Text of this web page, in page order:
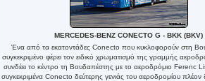
MERCEDES-BENZ CONECTO G - BKK (BKV)
Ένα από τα εκατοντάδες Conecto που κυκλοφορούν στη
συγκεκριμένο φέρει τον ειδικό χρωματισμό της γραμμής
συνδέει το κέντρο τη Βουδαπέστης με το αεροδρόμιο Ferenc
συγκεκριμένα Conecto δεύτερης γενιάς του αεροδρομίου πλέον